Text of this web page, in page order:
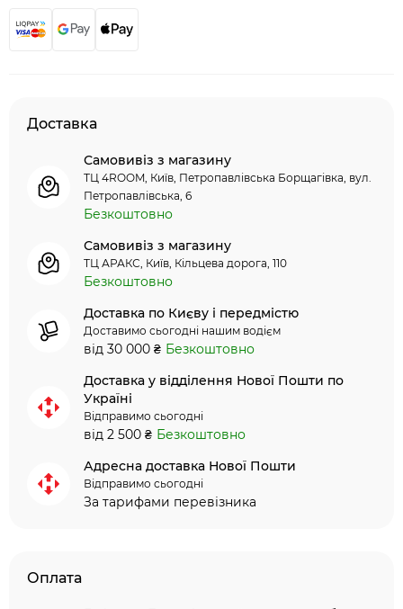
Доставка
Самовивіз з магазину
ТЦ 4ROOM, Київ, Петропавлівська Борщагівка, вул.
Петропавлівська, 6
Безкоштовно
Самовивіз з магазину
ТЦ АРАКС, Київ, Кільцева дорога, 110
Безкоштовно
Доставка по Києву і передмістю
Доставимо сьогодні нашим водієм
від 30 000 ₴ Безкоштовно
Доставка у відділення Нової Пошти по
Україні
Відправимо сьогодні
від 2 500 ₴ Безкоштовно
Адресна доставка Нової Пошти
Відправимо сьогодні
За тарифами перевізника
Оплата